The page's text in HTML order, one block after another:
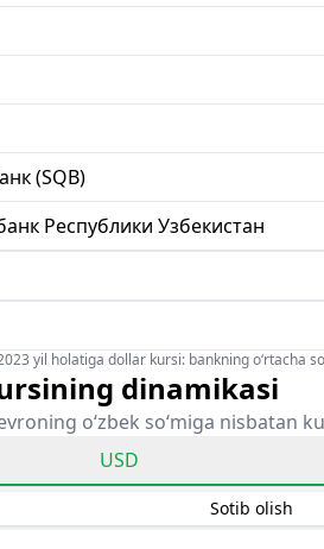
(SQB)
Республики Узбекистан
yil holatiga dollar kursi: bankning o‘rtacha
dinamikasi
o‘zbek so‘miga nisbatan
USD
Sotib olish